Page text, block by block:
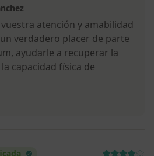
atención y amabilidad
verdadero placer de parte
ayudarle a recuperar la
capacidad física de